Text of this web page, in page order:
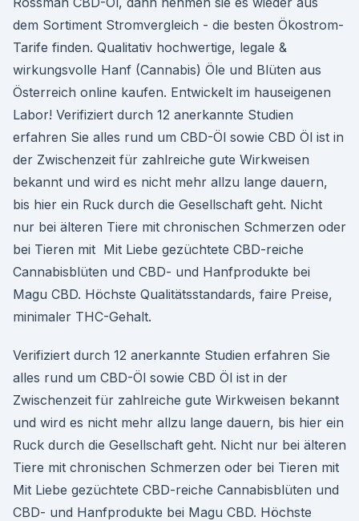
dem Sortiment Stromvergleich - die besten Ökostrom-
Tarife finden. Qualitativ hochwertige, legale &
wirkungsvolle Hanf (Cannabis) Öle und Blüten aus
Österreich online kaufen. Entwickelt im hauseigenen
Labor! Verifiziert durch 12 anerkannte Studien
erfahren Sie alles rund um CBD-Öl sowie CBD Öl ist in
der Zwischenzeit für zahlreiche gute Wirkweisen
bekannt und wird es nicht mehr allzu lange dauern,
bis hier ein Ruck durch die Gesellschaft geht. Nicht
nur bei älteren Tiere mit chronischen Schmerzen oder
bei Tieren mit Mit Liebe gezüchtete CBD-reiche
Cannabisblüten und CBD- und Hanfprodukte bei
Magu CBD. Höchste Qualitätsstandards, faire Preise,
minimaler THC-Gehalt.
Verifiziert durch 12 anerkannte Studien erfahren Sie
alles rund um CBD-Öl sowie CBD Öl ist in der
Zwischenzeit für zahlreiche gute Wirkweisen bekannt
und wird es nicht mehr allzu lange dauern, bis hier ein
Ruck durch die Gesellschaft geht. Nicht nur bei älteren
Tiere mit chronischen Schmerzen oder bei Tieren mit
Mit Liebe gezüchtete CBD-reiche Cannabisblüten und
CBD- und Hanfprodukte bei Magu CBD. Höchste